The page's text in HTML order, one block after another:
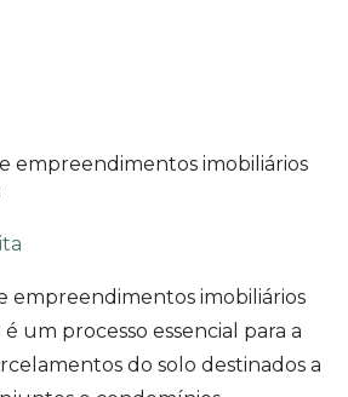
empreendimentos imobiliários
um processo essencial para a
do solo destinados a